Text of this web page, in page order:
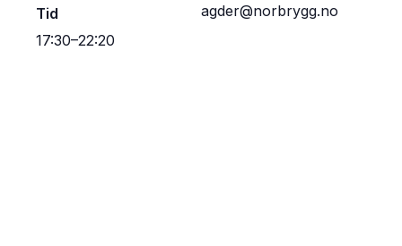
Tid
17:30–22:20
agder@norbrygg.no